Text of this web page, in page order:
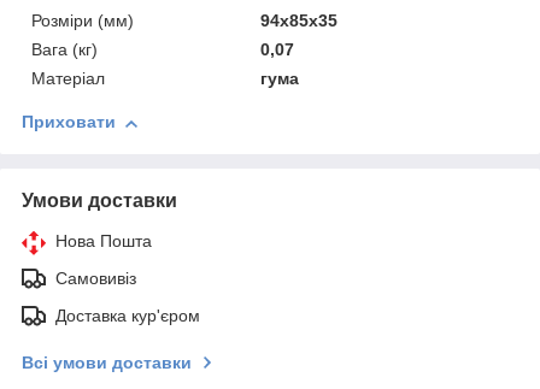
Розміри (мм)
94х85х35
Вага (кг)
0,07
Матеріал
гума
Приховати
Умови доставки
Нова Пошта
Самовивіз
Доставка кур'єром
Всі умови доставки